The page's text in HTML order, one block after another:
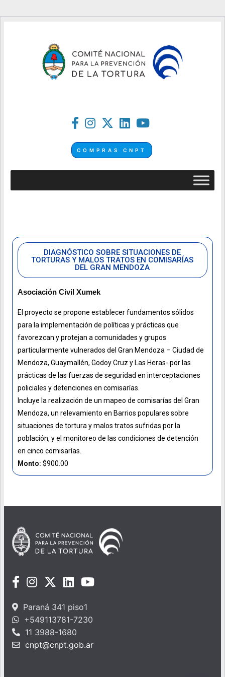
COMPRAS CNPT
DIAGNÓSTICO SOBRE SITUACIONES DE
TORTURAS Y MALOS TRATOS EN COMISARÍAS
DEL GRAN MENDOZA
Asociación Civil Xumek
El proyecto se propone establecer fundamentos sólidos
para la implementación de políticas y prácticas que
favorezcan y protejan a comunidades y grupos
particularmente vulnerados del Gran Mendoza – Ciudad de
Mendoza, Guaymallén, Godoy Cruz y Las Heras- por las
prácticas de las fuerzas de seguridad en interceptaciones
policiales y detenciones en comisarías.
Incluye la realización de un mapeo de comisarías del Gran
Mendoza, un relevamiento en Barrios populares sobre
situaciones de tortura y malos tratos sufridas por la
población, y el monitoreo de las condiciones de detención
en cinco comisarías.
Monto: $900.00
Paraná 341 piso1
+549113781-7230
11 3988-1680
cnpt@cnpt.gob.ar